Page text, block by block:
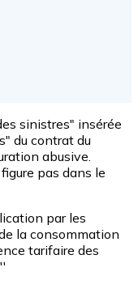
sinistres" insérée
du contrat du
abusive.
pas dans le
par les
la consommation
tarifaire des